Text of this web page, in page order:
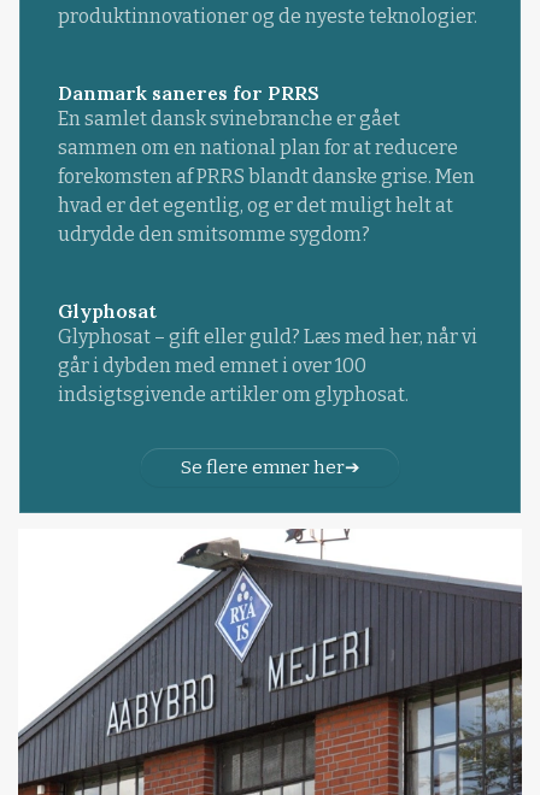
produktinnovationer og de nyeste teknologier.
Danmark saneres for PRRS
En samlet dansk svinebranche er gået
sammen om en national plan for at reducere
forekomsten af PRRS blandt danske grise. Men
hvad er det egentlig, og er det muligt helt at
udrydde den smitsomme sygdom?
Glyphosat
Glyphosat – gift eller guld? Læs med her, når vi
går i dybden med emnet i over 100
indsigtsgivende artikler om glyphosat.
Se flere emner her